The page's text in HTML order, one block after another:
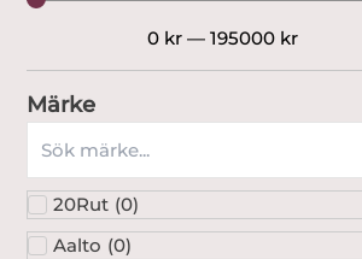
0 kr— 195000 kr
Märke
20Rut (0)
Aalto (0)